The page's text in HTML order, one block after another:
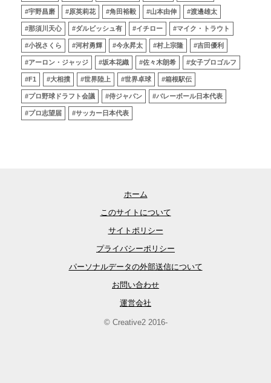
#宇野昌磨 #原英莉花 #角田裕毅 #山本由伸 #渡邊雄太
#那須川天心 #ダルビッシュ有 #イチロー #マイク・トラウト
#小祝さくら #河村勇輝 #今永昇太 #村上宗隆 #吉田優利
#アーロン・ジャッジ #坂本花織 #佐々木朗希 #女子プロゴルフ
#F1 #大相撲 #世界陸上 #世界卓球 #箱根駅伝
#プロ野球ドラフト会議 #侍ジャパン #バレーボール日本代表
#プロ志望届 #サッカー日本代表
ホーム
このサイトについて
サイトポリシー
プライバシーポリシー
パーソナルデータの外部送信について
お問い合わせ
運営会社
© Creative2 2016-